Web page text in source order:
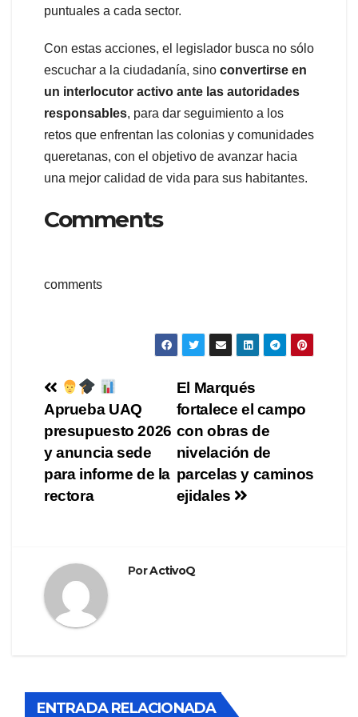
puntuales a cada sector.
Con estas acciones, el legislador busca no sólo
escuchar a la ciudadanía, sino convertirse en
un interlocutor activo ante las autoridades
responsables, para dar seguimiento a los
retos que enfrentan las colonias y comunidades
queretanas, con el objetivo de avanzar hacia
una mejor calidad de vida para sus habitantes.
Comments
comments
Navegación
de
entradas
El Marqués
fortalece el campo
con obras de
nivelación de
parcelas y caminos
ejidales
Aprueba UAQ
presupuesto 2026
y anuncia sede
para informe de la
rectora
PorActivoQ
ENTRADA RELACIONADA